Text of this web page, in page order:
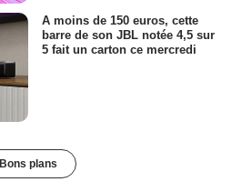
A moins de 150 euros, cette
barre de son JBL notée 4,5 sur
5 fait un carton ce mercredi
Bons plans